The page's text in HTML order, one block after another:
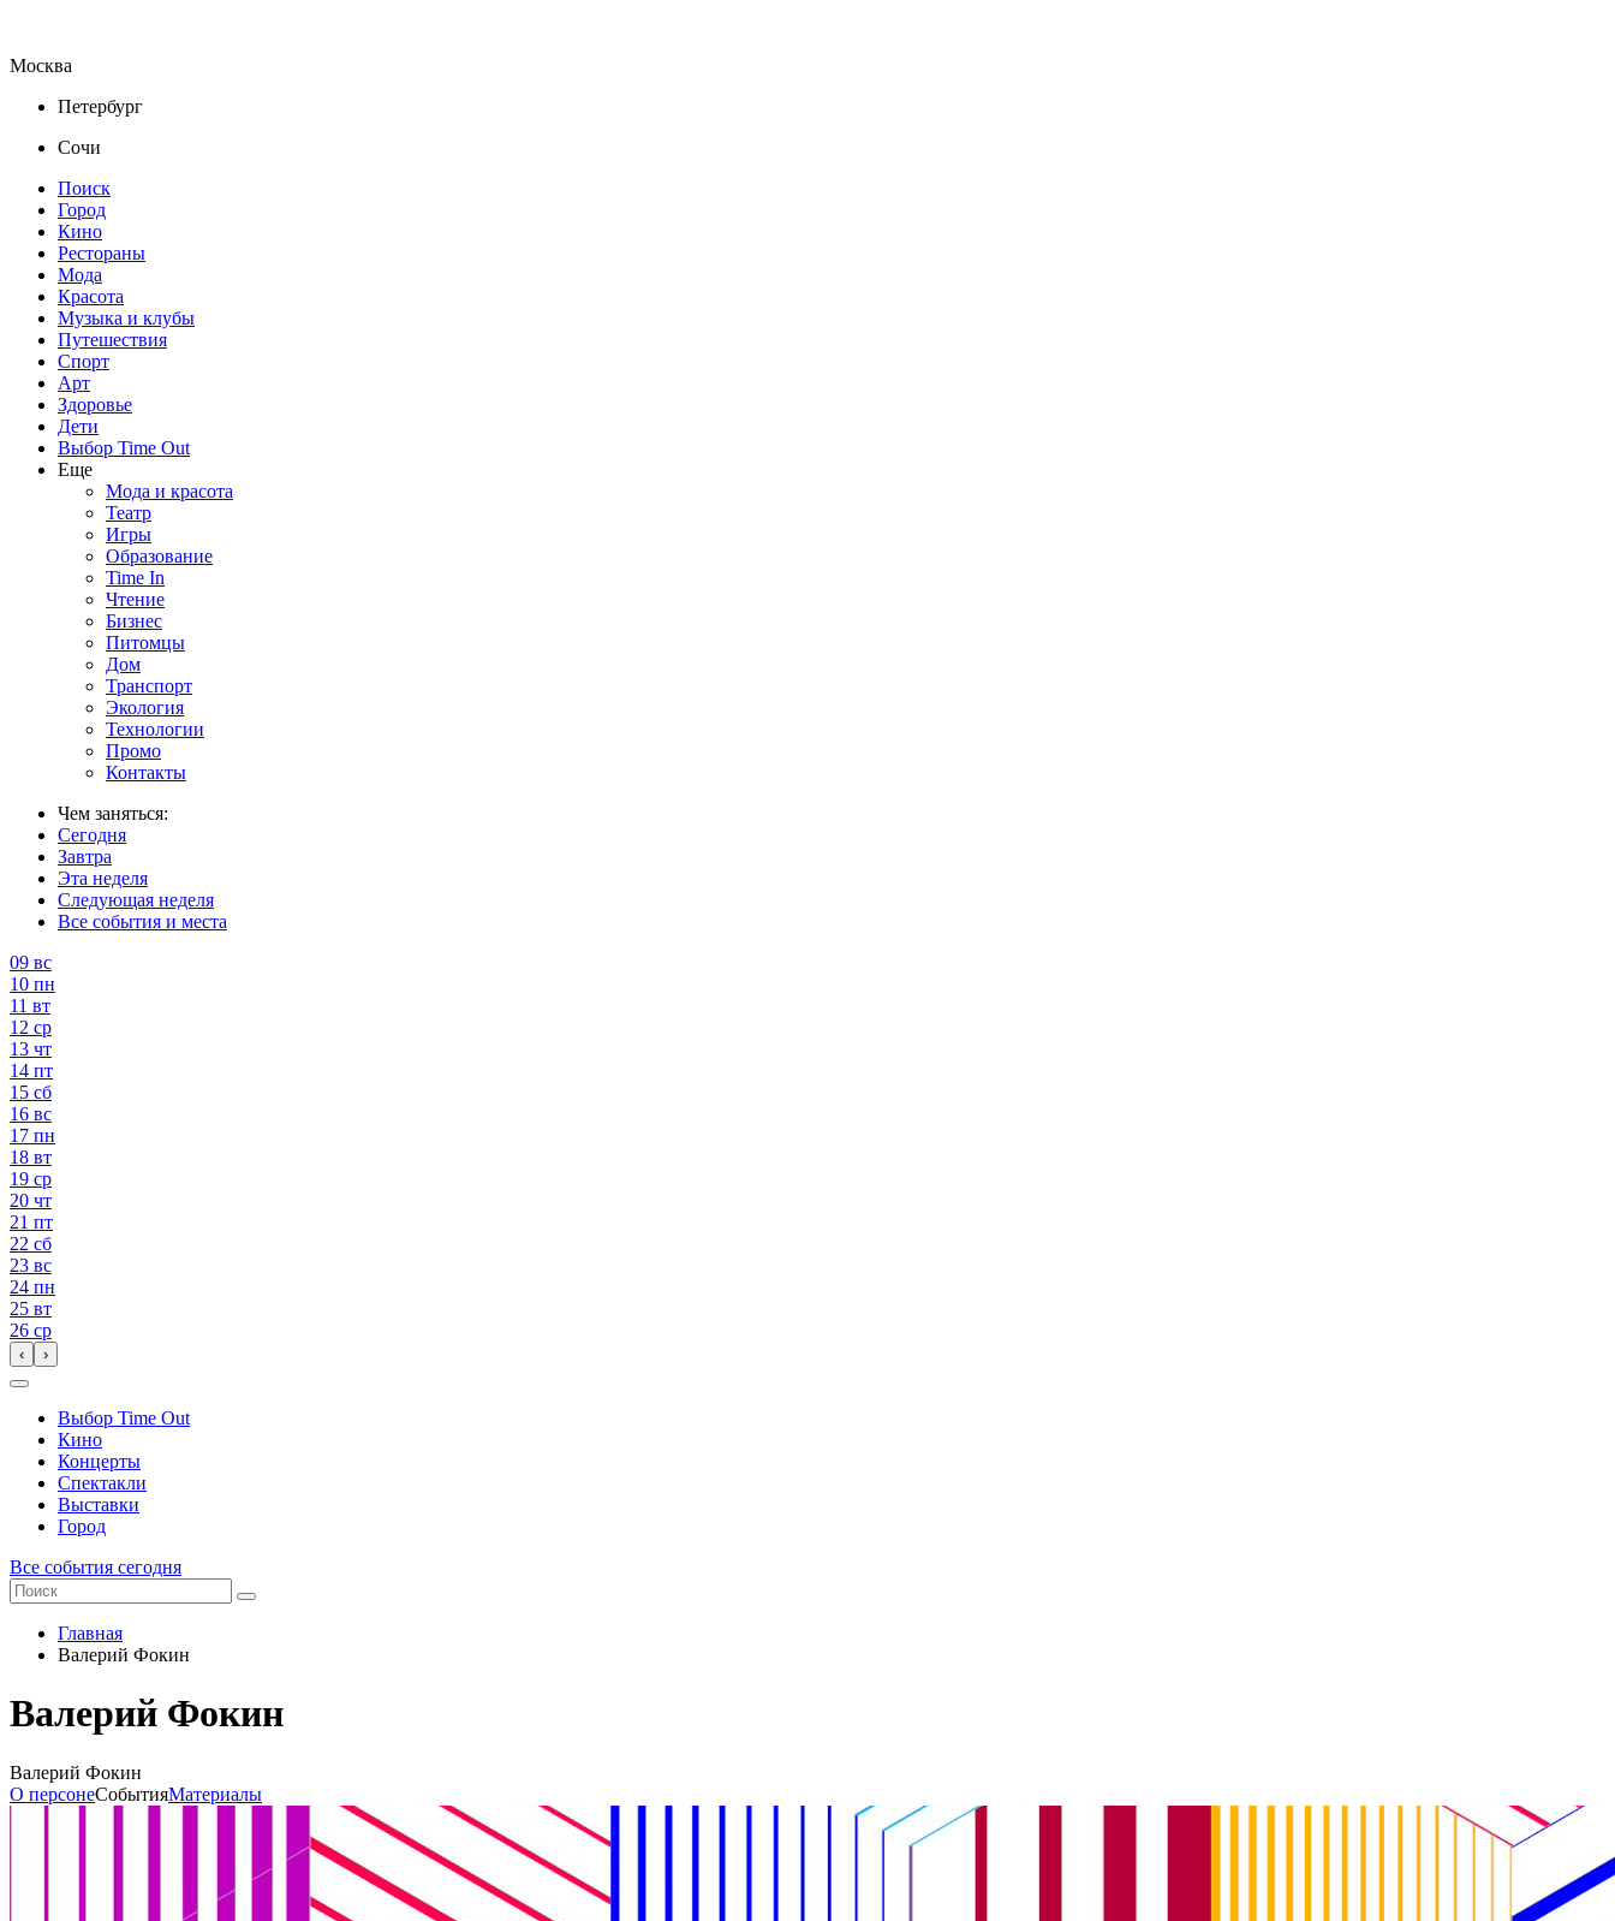
Москва
Петербург
Сочи
Поиск
Город
Кино
Рестораны
Мода
Красота
Музыка и клубы
Путешествия
Спорт
Арт
Здоровье
Дети
Выбор Time Out
Еще
Мода и красота
Театр
Игры
Образование
Time In
Чтение
Бизнес
Питомцы
Дом
Транспорт
Экология
Технологии
Промо
Контакты
Чем заняться:
Сегодня
Завтра
Эта неделя
Следующая неделя
Все события и места
09 вс
10 пн
11 вт
12 ср
13 чт
14 пт
15 сб
16 вс
17 пн
18 вт
19 ср
20 чт
21 пт
22 сб
23 вс
24 пн
25 вт
26 ср
‹ ›
Выбор Time Out
Кино
Концерты
Спектакли
Выставки
Город
Все события сегодня
Главная
Валерий Фокин
Валерий Фокин
Валерий Фокин
О персонеСобытияМатериалы